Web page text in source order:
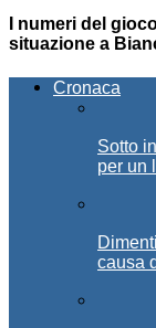
I numeri del
situazione a
Cronaca
Sotto
per un
causa